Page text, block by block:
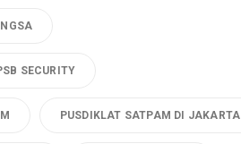
SECURITY
PUSDIKLAT SATPAM DI JAKARTA